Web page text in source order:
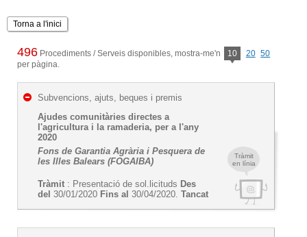
Torna a l'inici
496 Procediments / Serveis disponibles, mostra-me'n 10 20 50
per pàgina.
Tràmit
en línia
Subvencions, ajuts, beques i premis
Ajudes comunitàries directes a
l'agricultura i la ramaderia, per a l'any
2020
Fons de Garantia Agrària i Pesquera de
les Illes Balears (FOGAIBA)
Tràmit : Presentació de sol.licituds Des
del 30/01/2020 Fins al 30/04/2020. Tancat